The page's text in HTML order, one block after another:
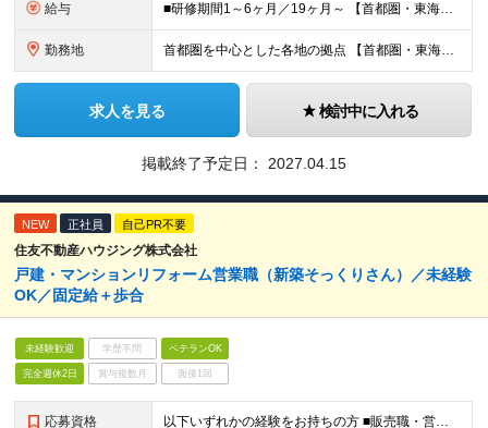
給与 ■研修期間1～6ヶ月／19ヶ月～ 【首都圏・東海・関西】 月給29万2千円～ (固定給25万円+定額歩合給4万2千円、固定残業手当月約58時間分9万2700円含む) 【その他】 月給27万1千円～
勤務地 首都圏を中心とした各地の拠点 【首都圏・東海・関西】 東京、千葉、埼玉、神奈川、茨城、愛知、三重、岐阜、静岡、大阪、京都、奈良、滋賀、兵庫 【その他】 栃木、群馬、北海道、宮城、新潟、岡山、広島、
求人を見る 検討中に入れる
掲載終了予定日： 2027.04.15
NEW 正社員 自己PR不要
住友不動産ハウジング株式会社
戸建・マンションリフォーム営業職（新築そっくりさん）／未経験
OK／固定給＋歩合
未経験歓迎 学歴不問 ベテランOK
完全週休2日 賞与複数月 面接1回
応募資格 以下いずれかの経験をお持ちの方 ■販売職・営業職での顧客への提案経験をお持ちの方 ■建築関連の知識をお持ちの方